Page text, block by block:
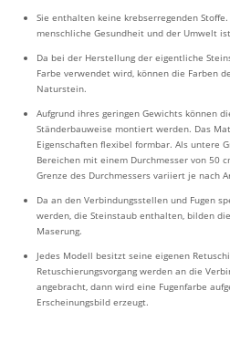
Sie enthalten keine krebserregenden
menschliche Gesundheit und der Umwelt
Da bei der Herstellung der eigentliche
Farbe verwendet wird, können die Farben
Naturstein.
Aufgrund ihres geringen Gewichts können
Ständerbauweise montiert werden. Das
Eigenschaften flexibel formbar. Als untere
Bereichen mit einem Durchmesser von 50
Grenze des Durchmessers variiert je nach
Da an den Verbindungsstellen und Fugen
werden, die Steinstaub enthalten, bilden
Maserung.
Jedes Modell besitzt seine eigenen
Retuschierungsvorgang werden an die
angebracht, dann wird eine Fugenfarbe
Erscheinungsbild erzeugt.